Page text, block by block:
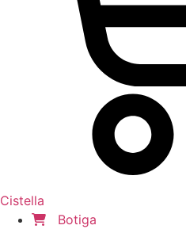
Cistella
Botiga